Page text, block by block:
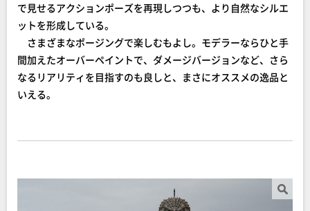
で見せるアクションポーズを再現しつつも、より自然なシルエ
ットを形成している。
さまざまなポージングで楽しむもよし。モデラーならひと手
間加えたオーバーペイントで、ダメージバージョンなど、さら
なるリアリティを目指すのも良しと、まさにオススメの逸品と
いえる。